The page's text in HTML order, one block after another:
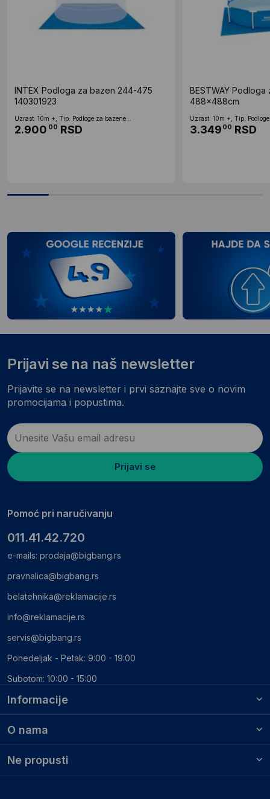
INTEX Podloga za bazen 244-475
140301923
Uzrast: 10m +, Tip: Podloge za bazene...
2.900 00 RSD
BESTWAY Podloga
488x488cm
Uzrast: 10m +, Tip:
3.349 00 RSD
Informacije
O nama
Ne propusti
Prijavi se na naš newsletter
Prijavite se na newsletter i prvi saznajte sve o novim
promocijama i popustima.
Prijavi se
Pomoć pri naručivanju
011.41.42.720
e-mails: prodaja@bigbang.rs
pravnalica@bigbang.rs
belatehnika@reklamacije.rs
info@reklamacije.rs
servis@bigbang.rs
Ponedeljak - Petak: 9:00 - 19:00
Subotom: 10:00 - 15:00